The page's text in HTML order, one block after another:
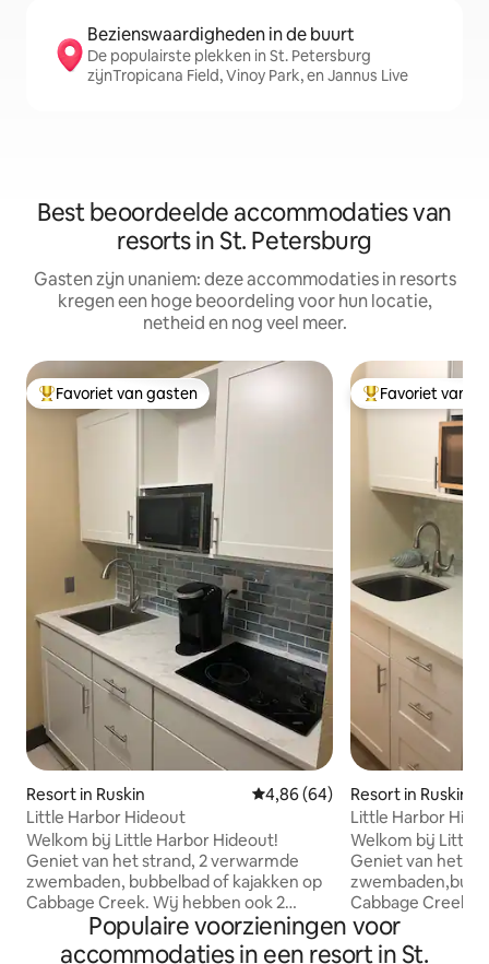
Bezienswaardigheden in de buurt
De populairste plekken in St. Petersburg
zijnTropicana Field, Vinoy Park, en Jannus Live
Best beoordeelde accommodaties van
resorts in St. Petersburg
Gasten zijn unaniem: deze accommodaties in resorts
kregen een hoge beoordeling voor hun locatie,
netheid en nog veel meer.
Topfavoriet van gasten
Favoriet van gasten
Resort in Ruskin Gemiddelde beoordeling van
4,86 (64)
Little Harbor Hideout
Welkom bij Little Harbor Hideout!
Geniet van het strand, 2 verwarmde
zwembaden, bubbelbad of kajakken op
Cabbage Creek. Wij hebben ook 2
geweldige restaurants op het terrein,
dus het is niet nodig om in de auto te
Topfavoriet van
Favoriet van
Resort in Ruskin
Little Harbor
Welkom bij Little
Geniet van het
Cabbage Creek. Wij hebben ook 2
restaurants op het
PickleBall-banen
Populaire voorzieningen voor
accommodaties in een resort in St.